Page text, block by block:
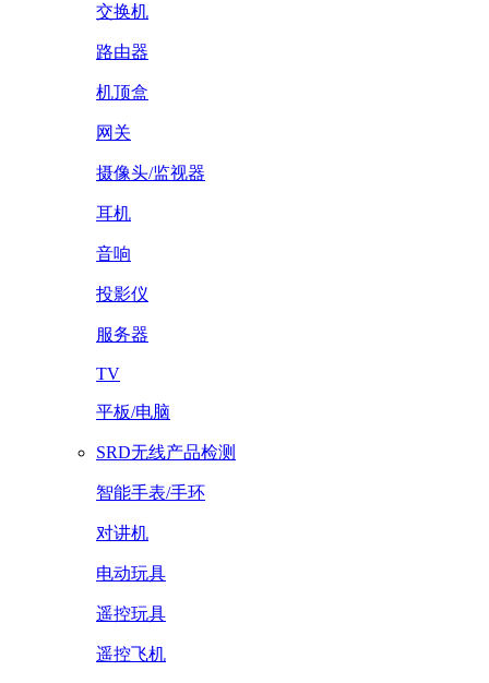
交换机
路由器
机顶盒
网关
摄像头/监视器
耳机
音响
投影仪
服务器
TV
平板/电脑
SRD无线产品检测
智能手表/手环
对讲机
电动玩具
遥控玩具
遥控飞机